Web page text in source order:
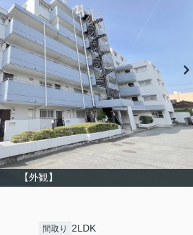
【外観】
間取り 2LDK